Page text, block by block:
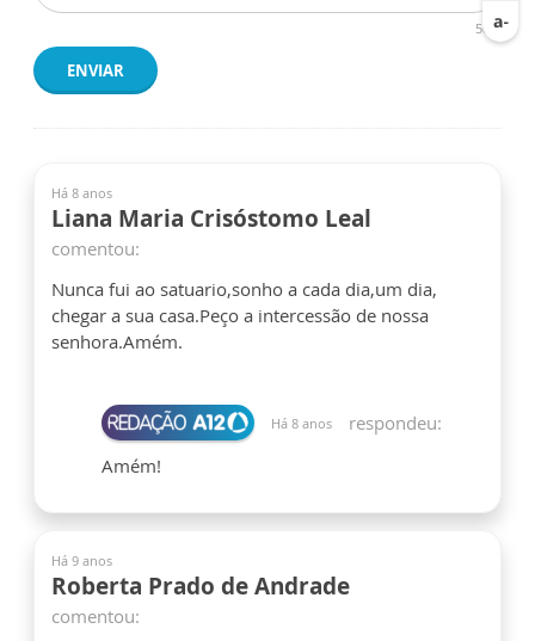
500
ENVIAR
Há 8 anos
Liana Maria Crisóstomo Leal
comentou:
Nunca fui ao satuario,sonho a cada dia,um dia,
chegar a sua casa.Peço a intercessão de nossa
senhora.Amém.
Há 8 anos
respondeu:
Amém!
Há 9 anos
Roberta Prado de Andrade
comentou: